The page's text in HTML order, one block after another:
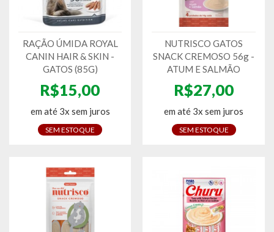
RAÇÃO ÚMIDA ROYAL
CANIN HAIR & SKIN -
GATOS (85G)
R$15,00
em até 3x sem juros
SEM ESTOQUE
NUTRISCO GATOS
SNACK CREMOSO 56g -
ATUM E SALMÃO
R$27,00
em até 3x sem juros
SEM ESTOQUE